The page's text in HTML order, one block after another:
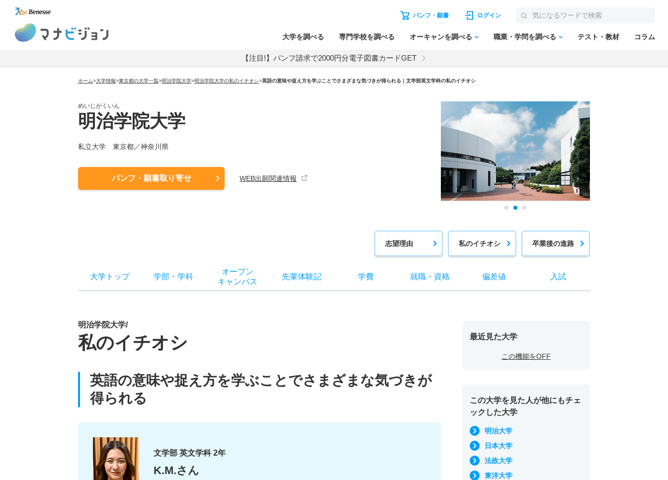
パンフ・願書 ログイン
大学を調べる 専門学校を調べる オーキャンを調べる 職業・学問を調べる テスト・教材 コラム
【注目!】パンフ請求で2000円分電子図書カードGET
ホーム>大学情報>東京都の大学一覧>明治学院大学>明治学院大学の私のイチオシ>英語の意味や捉え方を学ぶことでさまざまな気づきが得られる｜文学部英文学科の私のイチオシ
めいじがくいん
明治学院大学
私立大学 東京都／神奈川県
パンフ・願書取り寄せ WEB出願関連情報
志望理由 私のイチオシ 卒業後の進路
大学トップ 学部 ・ 学科
オープン
キャンパス
先輩体験記 学費 就職・ 資格 偏差値 入試
明治学院大学/
私のイチオシ
英語の意味や捉え方を学ぶことでさまざまな気づきが
得られる
文学部 英文学科 2年
K.M.さん
最近見た大学
この機能をOFF
この大学を見た人が他にもチェ
ックした大学
明治大学
日本大学
法政大学
東洋大学